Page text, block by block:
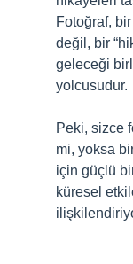
Fotoğraf,
değil, bir
geleceği
yolcusudur.
Peki, sizce
mi, yoksa
için güçlü
küresel